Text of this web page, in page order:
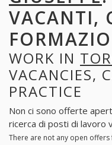
VACANTI,
WORK IN
VACANCIES,
PRACTICE
Non ci sono offerte
ricerca di posti di lavoro
There are not any open offers